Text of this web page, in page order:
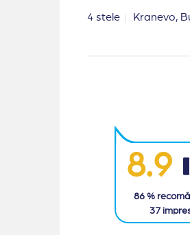
4 stele Kranevo,
8.9
86 %
37